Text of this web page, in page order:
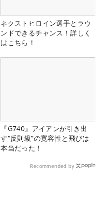
ネクストヒロイン選手とラウ
ンドできるチャンス！詳しく
はこちら！
『G740』アイアンが引き出
す“反則級”の寛容性と飛びは
本当だった！
Recommended by